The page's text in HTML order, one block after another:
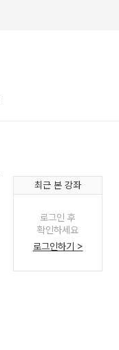
최근 본 강좌
로그인 후
확인하세요
로그인하기 >